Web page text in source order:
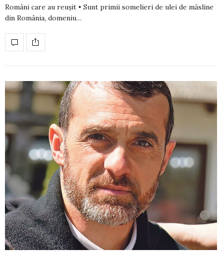
Români care au reușit • Sunt primii somelieri de ulei de măsline
din România, domeniu…